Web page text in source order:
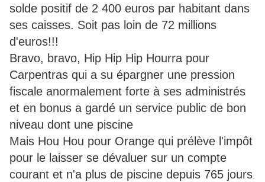
solde positif de 2 400 euros par habitant dans
ses caisses. Soit pas loin de 72 millions
d'euros!!!
Bravo, bravo, Hip Hip Hip Hourra pour
Carpentras qui a su épargner une pression
fiscale anormalement forte à ses administrés
et en bonus a gardé un service public de bon
niveau dont une piscine
Mais Hou Hou pour Orange qui prélève l'impôt
pour le laisser se dévaluer sur un compte
courant et n'a plus de piscine depuis 765 jours